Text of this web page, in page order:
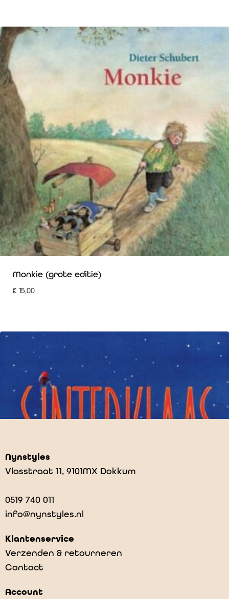
Monkie (grote editie)
€ 15,00
€17,99
Nynstyles
Vlasstraat 11, 9101MX Dokkum
0519 740 011
info@nynstyles.nl
Klantenservice
Verzenden & retourneren
Contact
Account